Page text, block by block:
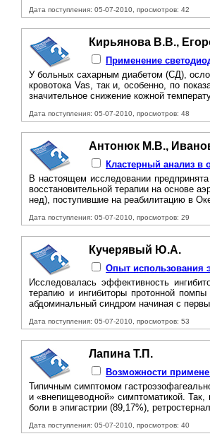
Дата поступления: 05-07-2010, просмотров: 42
Кирьянова В.В.,
Применение
У больных сахарным диабетом (СД),
кровотока Vas, так и, особенно, по
значительное снижение кожной
Дата поступления: 05-07-2010, просмотров: 48
Антонюк М.В.,
Кластерный анализ
В настоящем исследовании
восстановительной терапии на основе
нед), поступившие на реабилитацию в
Дата поступления: 05-07-2010, просмотров: 29
Кучерявый Ю.А.
Опыт использования
Исследовалась эффективность
терапию и ингибиторы протонной
абдоминальный синдром начиная с
Дата поступления: 05-07-2010, просмотров: 53
Лапина Т.П.
Возможности
Типичным симптомом
и «внепищеводной» симптоматикой.
боли в эпигастрии (89,17%),
Дата поступления: 05-07-2010, просмотров: 40